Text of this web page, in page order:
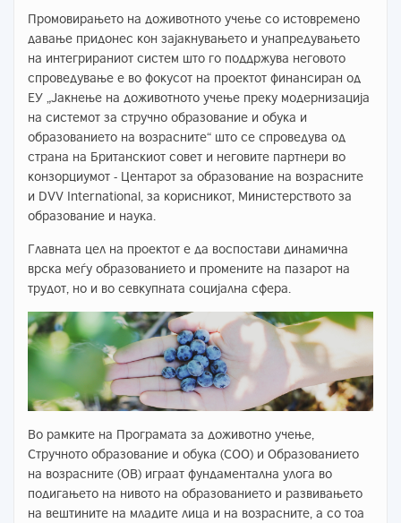
Промовирањето на доживотното учење со истовремено
давање придонес кон зајакнувањето и унапредувањето
на интегрираниот систем што го поддржува неговото
спроведување е во фокусот на проектот финансиран од
ЕУ „Јакнење на доживотното учење преку модернизација
на системот за стручно образование и обука и
образованието на возрасните“ што се спроведува од
страна на Британскиот совет и неговите партнери во
конзорциумот - Центарот за образование на возрасните
и DVV International, за корисникот, Министерството за
образование и наука.
Главната цел на проектот е да воспостави динамична
врска меѓу образованието и промените на пазарот на
трудот, но и во севкупната социјална сфера.
Во рамките на Програмата за доживотно учење,
Стручното образование и обука (СОО) и Образованието
на возрасните (ОВ) играат фундаментална улога во
подигањето на нивото на образованието и развивањето
на вештините на младите лица и на возрасните, а со тоа